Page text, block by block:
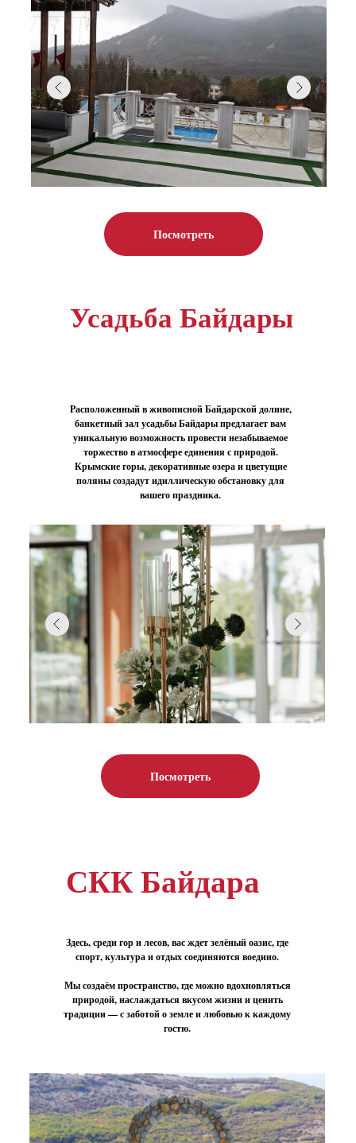
Посмотреть
Усадьба Байдары
Расположенный в живописной Байдарской долине,
банкетный зал усадьбы Байдары предлагает вам
уникальную возможность провести незабываемое
торжество в атмосфере единения с природой.
Крымские горы, декоративные озера и цветущие
поляны создадут идиллическую обстановку для
вашего праздника.
Посмотреть
СКК Байдара
Здесь, среди гор и лесов, вас ждет зелёный оазис, где
спорт, культура и отдых соединяются воедино.
Мы создаём пространство, где можно вдохновляться
природой, наслаждаться вкусом жизни и ценить
традиции — с заботой о земле и любовью к каждому
гостю.